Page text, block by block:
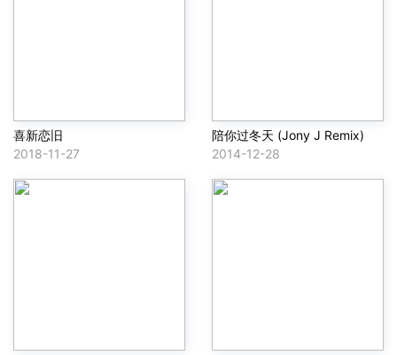
喜新恋旧
2018-11-27
陪你过冬天 (Jony J Remix)
2014-12-28